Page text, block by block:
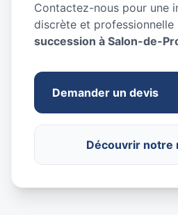
Contactez-nous pour une
discrète et professionnelle
succession à Salon-de-
Demander un devis
Découvrir notre